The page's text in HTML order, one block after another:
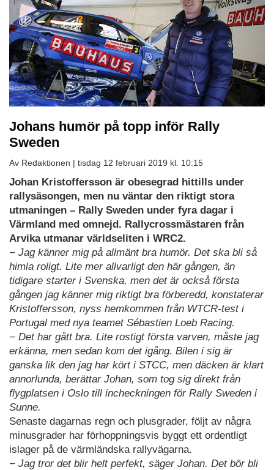
Johans humör på topp inför Rally
Sweden
Av Redaktionen | tisdag 12 februari 2019 kl. 10:15
Johan Kristoffersson är obesegrad hittills under
rallysäsongen, men nu väntar den riktigt stora
utmaningen – Rally Sweden under fyra dagar i
Värmland med omnejd. Rallycrossmästaren från
Arvika utmanar världseliten i WRC2.
− Jag känner mig på allmänt bra humör. Det ska bli så
himla roligt. Lite mer allvarligt den här gången, än
tidigare starter i Svenska, men det är också första
gången jag känner mig riktigt bra förberedd, konstaterar
Kristoffersson, nyss hemkommen från WTCR-test i
Portugal med nya teamet Sébastien Loeb Racing.
− Det har gått bra. Lite rostigt första varven, måste jag
erkänna, men sedan kom det igång. Bilen i sig är
ganska lik den jag har kört i STCC, men däcken är klart
annorlunda, berättar Johan, som tog sig direkt från
flygplatsen i Oslo till incheckningen för Rally Sweden i
Sunne.
Senaste dagarnas regn och plusgrader, följt av några
minusgrader har förhoppningsvis byggt ett ordentligt
islager på de värmländska rallyvägarna.
− Jag tror det blir helt perfekt, säger Johan. Det bör bli